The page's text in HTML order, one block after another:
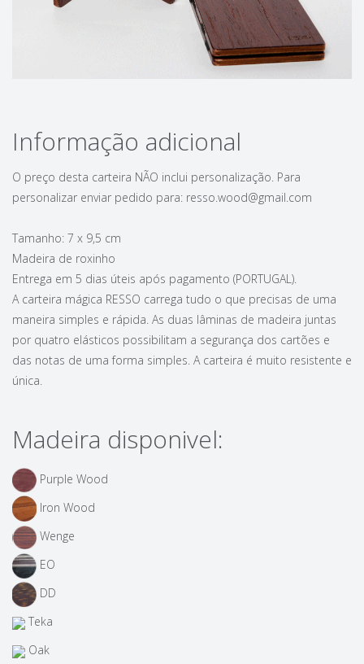
Informação adicional
O preço desta carteira NÃO inclui personalização. Para
personalizar enviar pedido para: resso.wood@gmail.com
Tamanho: 7 x 9,5 cm
Madeira de roxinho
Entrega em 5 dias úteis após pagamento (PORTUGAL).
A carteira mágica RESSO carrega tudo o que precisas de uma
maneira simples e rápida. As duas lâminas de madeira juntas
por quatro elásticos possibilitam a segurança dos cartões e
das notas de uma forma simples. A carteira é muito resistente e
única.
Madeira disponivel:
Purple Wood
Iron Wood
Wenge
EO
DD
Teka
Oak